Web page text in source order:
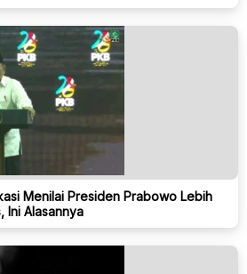
Menilai Presiden Prabowo Lebih
Ini Alasannya